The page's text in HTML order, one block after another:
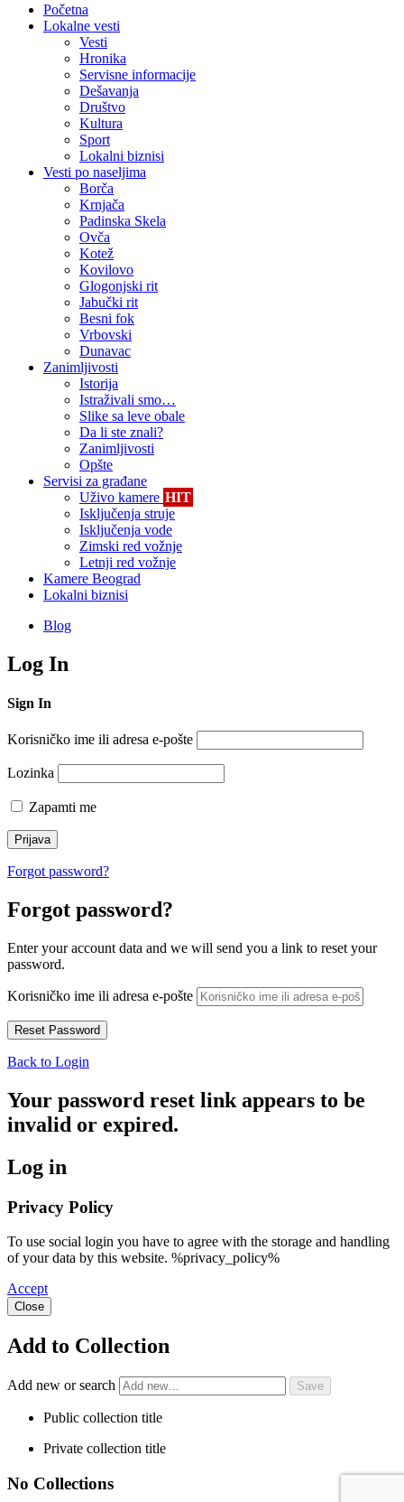
Početna
Lokalne vesti
Vesti
Hronika
Servisne informacije
Dešavanja
Društvo
Kultura
Sport
Lokalni biznisi
Vesti po naseljima
Borča
Krnjača
Padinska Skela
Ovča
Kotež
Kovilovo
Glogonjski rit
Jabučki rit
Besni fok
Vrbovski
Dunavac
Zanimljivosti
Istorija
Istraživali smo…
Slike sa leve obale
Da li ste znali?
Zanimljivosti
Opšte
Servisi za građane
Uživo kamere HIT
Isključenja struje
Isključenja vode
Zimski red vožnje
Letnji red vožnje
Kamere Beograd
Lokalni biznisi
Blog
Log In
Sign In
Korisničko ime ili adresa e-pošte
Lozinka
Zapamti me
Forgot password?
Forgot password?
Enter your account data and we will send you a link to reset your
password.
Korisničko ime ili adresa e-pošte
Back to Login
Your password reset link appears to be
invalid or expired.
Log in
Privacy Policy
To use social login you have to agree with the storage and handling
of your data by this website. %privacy_policy%
Accept
Close
Add to Collection
Add new or search
Public collection title
Private collection title
No Collections